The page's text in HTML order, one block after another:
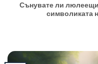
Сънувате ли люлеещи
символиката